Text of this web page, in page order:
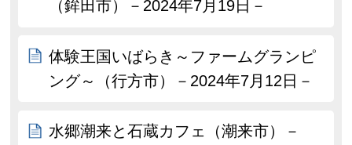
（鉾田市）－2024年7月19日－
体験王国いばらき～ファームグランピ
ング～（行方市）－2024年7月12日－
水郷潮来と石蔵カフェ（潮来市）－